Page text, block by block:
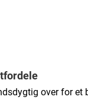
over for et